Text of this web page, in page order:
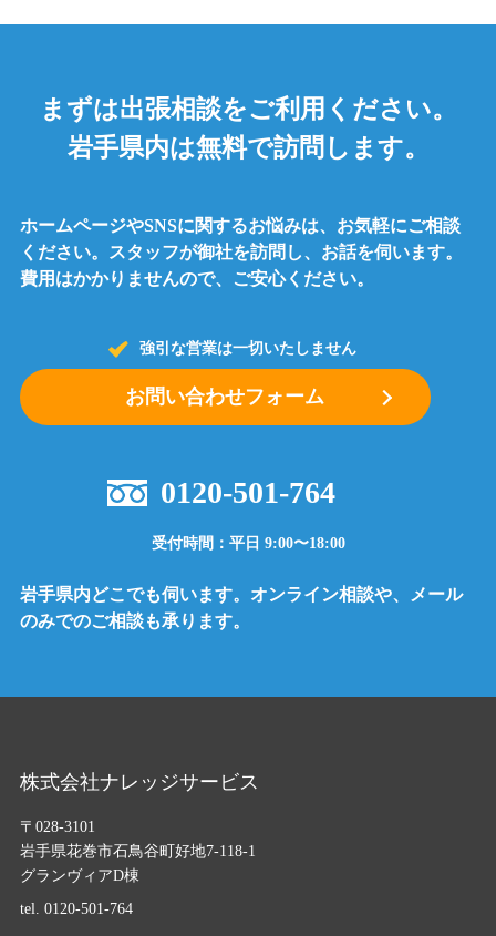
まずは出張相談をご利用ください。
岩手県内は無料で訪問します。
ホームページやSNSに関するお悩みは、お気軽にご相談
ください。
スタッフが御社を訪問し、お話を伺います。
費用はかかりませんので、ご安心ください。
強引な営業は一切いたしません
お問い合わせフォーム
0120-501-764
受付時間：平日 9:00〜18:00
岩手県内どこでも伺います。オンライン相談や、メール
のみでのご相談も承ります。
株式会社ナレッジサービス
〒028-3101
岩手県花巻市石鳥谷町好地7-118-1
グランヴィアD棟
tel. 0120-501-764